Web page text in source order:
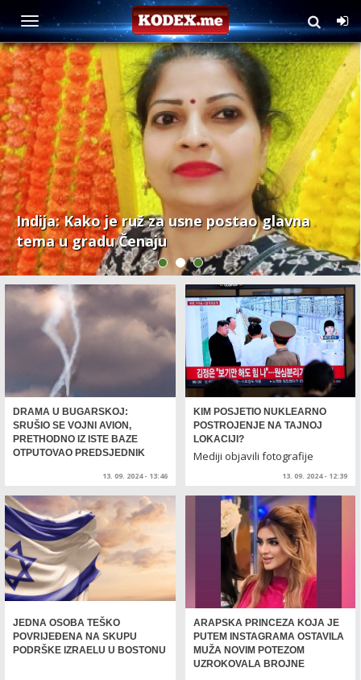
Svijet
Indija: Kako je ruž za usne postao glavna
tema u gradu Čenaju
DRAMA U BUGARSKOJ:
SRUŠIO SE VOJNI AVION,
PRETHODNO IZ ISTE BAZE
OTPUTOVAO PREDSJEDNIK
13. 09. 2024 - 13:46
KIM POSJETIO NUKLEARNO
POSTROJENJE NA TAJNOJ
LOKACIJI?
Mediji objavili fotografije
13. 09. 2024 - 12:39
JEDNA OSOBA TEŠKO
POVRIJEĐENA NA SKUPU
PODRŠKE IZRAELU U BOSTONU
ARAPSKA PRINCEZA KOJA JE
PUTEM INSTAGRAMA OSTAVILA
MUŽA NOVIM POTEZOM
UZROKOVALA BROJNE